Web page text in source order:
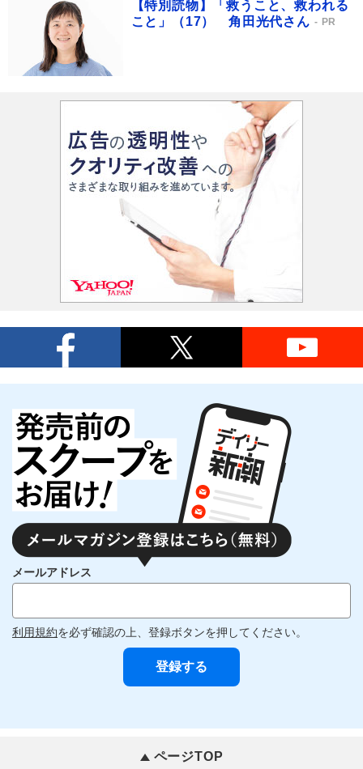
【特別読物】「救うこと、救われる
こと」（17） 角田光代さん
PR
メールアドレス
利用規約を必ず確認の上、登録ボタンを押してください。
ページTOP